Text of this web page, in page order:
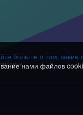
больше о том,
нами файлов